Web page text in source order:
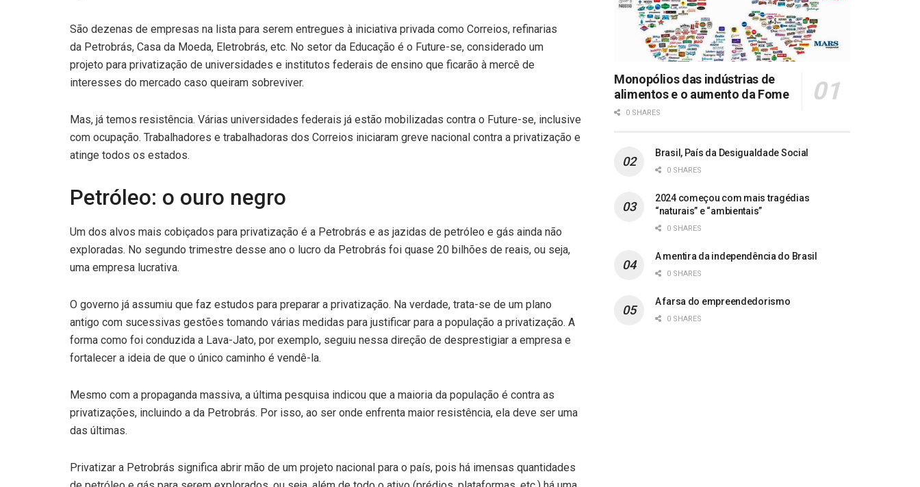
São dezenas de empresas na lista para serem entregues à iniciativa privada como Correios, refinarias
da Petrobrás, Casa da Moeda, Eletrobrás, etc. No setor da Educação é o Future-se, considerado um
projeto para privatização de universidades e institutos federais de ensino que ficarão à mercê de
interesses do mercado caso queiram sobreviver.
Mas, já temos resistência. Várias universidades federais já estão mobilizadas contra o Future-se, inclusive
com ocupação. Trabalhadores e trabalhadoras dos Correios iniciaram greve nacional contra a privatização e
atinge todos os estados.
Petróleo: o ouro negro
Um dos alvos mais cobiçados para privatização é a Petrobrás e as jazidas de petróleo e gás ainda não
exploradas. No segundo trimestre desse ano o lucro da Petrobrás foi quase 20 bilhões de reais, ou seja,
uma empresa lucrativa.
O governo já assumiu que faz estudos para preparar a privatização. Na verdade, trata-se de um plano
antigo com sucessivas gestões tomando várias medidas para justificar para a população a privatização. A
forma como foi conduzida a Lava-Jato, por exemplo, seguiu nessa direção de desprestigiar a empresa e
fortalecer a ideia de que o único caminho é vendê-la.
Mesmo com a propaganda massiva, a última pesquisa indicou que a maioria da população é contra as
privatizações, incluindo a da Petrobrás. Por isso, ao ser onde enfrenta maior resistência, ela deve ser uma
das últimas.
Privatizar a Petrobrás significa abrir mão de um projeto nacional para o país, pois há imensas quantidades
Monopólios das indústrias de
alimentos e o aumento da Fome
0 SHARES
Brasil, País da Desigualdade Social
0 SHARES
2024 começou com mais tragédias
“naturais” e “ambientais”
0 SHARES
A mentira da independência do Brasil
0 SHARES
A farsa do empreendedorismo
0 SHARES